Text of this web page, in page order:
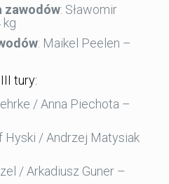
zawodów: Sławomir
kg
: Maikel Peelen –
tury:
/ Anna Piechota –
/ Andrzej Matysiak
/ Arkadiusz Guner –